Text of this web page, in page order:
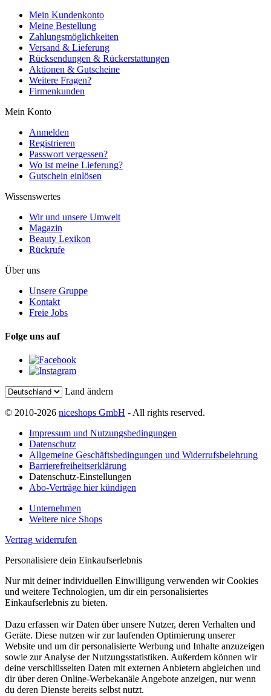
Mein Kundenkonto
Meine Bestellung
Zahlungsmöglichkeiten
Versand & Lieferung
Rücksendungen & Rückerstattungen
Aktionen & Gutscheine
Weitere Fragen?
Firmenkunden
Mein Konto
Anmelden
Registrieren
Passwort vergessen?
Wo ist meine Lieferung?
Gutschein einlösen
Wissenswertes
Wir und unsere Umwelt
Magazin
Beauty Lexikon
Rückrufe
Über uns
Unsere Gruppe
Kontakt
Freie Jobs
Folge uns auf
Land ändern
© 2010-2026 niceshops GmbH - All rights reserved.
Impressum und Nutzungsbedingungen
Datenschutz
Allgemeine Geschäftsbedingungen und Widerrufsbelehrung
Barrierefreiheitserklärung
Datenschutz-Einstellungen
Abo-Verträge hier kündigen
Unternehmen
Weitere nice Shops
Vertrag widerrufen
Personalisiere dein Einkaufserlebnis
Nur mit deiner individuellen Einwilligung verwenden wir Cookies
und weitere Technologien, um dir ein personalisiertes
Einkaufserlebnis zu bieten.
Dazu erfassen wir Daten über unsere Nutzer, deren Verhalten und
Geräte. Diese nutzen wir zur laufenden Optimierung unserer
Website und um dir personalisierte Werbung und Inhalte anzuzeigen
sowie zur Analyse der Nutzungsstatistiken. Außerdem können wir
deine verschlüsselten Daten mit externen Anbietern abgleichen und
dir über deren Online-Werbekanäle Angebote anzeigen, nur wenn
du deren Dienste bereits selbst nutzt.